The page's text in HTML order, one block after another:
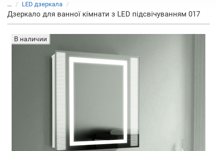
... LED дзеркала
Дзеркало для ванної кімнати з LED підсвічуванням 017
В наличии